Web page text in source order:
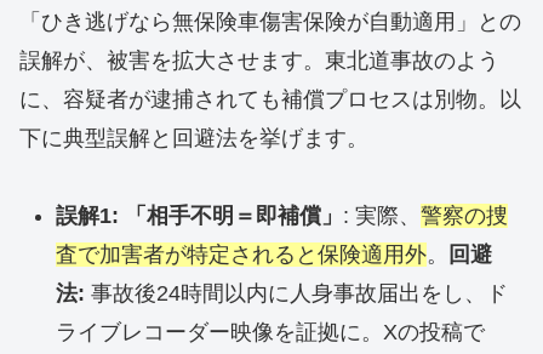
「ひき逃げなら無保険車傷害保険が自動適用」との
誤解が、被害を拡大させます。東北道事故のよう
に、容疑者が逮捕されても補償プロセスは別物。以
下に典型誤解と回避法を挙げます。
誤解1: 「相手不明＝即補償」 : 実際、 警察の捜
査で加害者が特定されると保険適用外。
回避
法: 事故後24時間以内に人身事故届出をし、ド
ライブレコーダー映像を証拠に。Xの投稿で